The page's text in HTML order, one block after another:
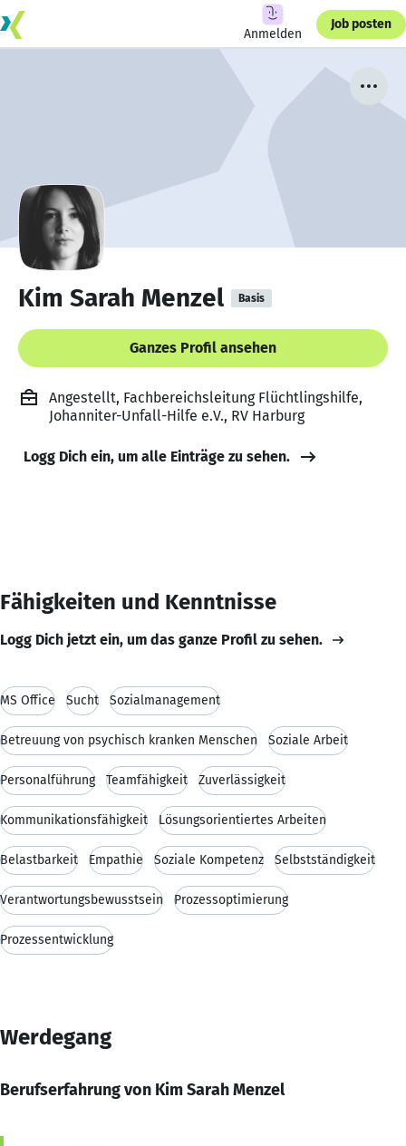
Anmelden
Job posten
Kim Sarah Menzel Basis
Ganzes Profil ansehen
Angestellt, Fachbereichsleitung Flüchtlingshilfe,
Johanniter-Unfall-Hilfe e.V., RV Harburg
Logg Dich ein, um alle Einträge zu sehen.
Fähigkeiten und Kenntnisse
Logg Dich jetzt ein, um das ganze Profil zu sehen.
MS Office Sucht Sozialmanagement
Betreuung von psychisch kranken Menschen Soziale Arbeit
Personalführung Teamfähigkeit Zuverlässigkeit
Kommunikationsfähigkeit Lösungsorientiertes Arbeiten
Belastbarkeit Empathie Soziale Kompetenz Selbstständigkeit
Verantwortungsbewusstsein Prozessoptimierung
Prozessentwicklung
Werdegang
Berufserfahrung von Kim Sarah Menzel